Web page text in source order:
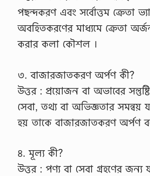
পছন্দকরণ এবং সর্বোত্তম ক্রেতা
অবহিতকরণের মাধ্যমে ক্রেতা
করার কলা কৌশল ।
৩. বাজারজাতকরণ অর্পণ কী?
উত্তর : প্রয়োজন বা অভাবের
সেবা, তথ্য বা অভিজ্ঞতার সমন্বয়
হয় তাকে বাজারজাতকরণ অর্পণ
৪. মূল্য কী?
উত্তর : পণ্য বা সেবা গ্রহণের জন্য